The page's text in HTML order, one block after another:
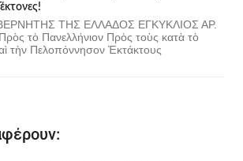
ΤΗΣ ΕΛΛΑΔΟΣ ΕΓΚΥΚΛΙΟΣ ΑΡ.
τὸ Πανελλήνιον Πρὸς τοὺς κατὰ τὸ
τὴν Πελοπόννησον Ἐκτάκτους